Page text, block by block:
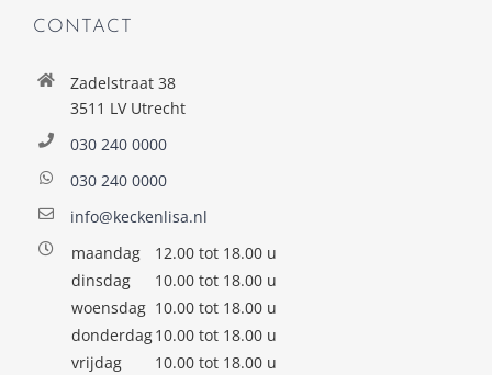
CONTACT
Zadelstraat 38
3511 LV Utrecht
030 240 0000
030 240 0000
info@keckenlisa.nl
maandag
12.00 tot 18.00 u
dinsdag
10.00 tot 18.00 u
woensdag 10.00 tot 18.00 u
donderdag10.00 tot 18.00 u
vrijdag
10.00 tot 18.00 u